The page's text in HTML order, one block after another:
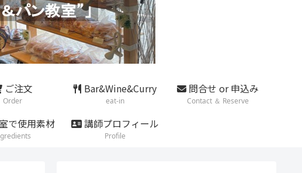
ご注文
Order
Bar&Wine&Curry
eat-in
問合せ or 申込み
Contact ＆ Reserve
で使用素材 講師プロフィール
Profile